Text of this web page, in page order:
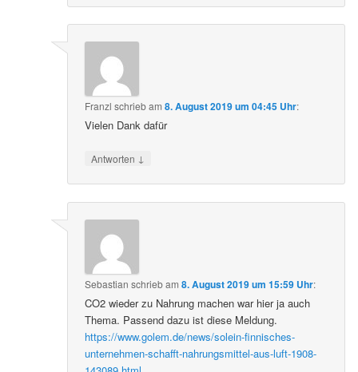
Franzl schriebam8. August 2019 um 04:45 Uhr:
Vielen Dank dafür
Antworten ↓
Sebastian schriebam8. August 2019 um 15:59 Uhr:
CO2 wieder zu Nahrung machen war hier ja auch
Thema. Passend dazu ist diese Meldung.
https://www.golem.de/news/solein-finnisches-
unternehmen-schafft-nahrungsmittel-aus-luft-1908-